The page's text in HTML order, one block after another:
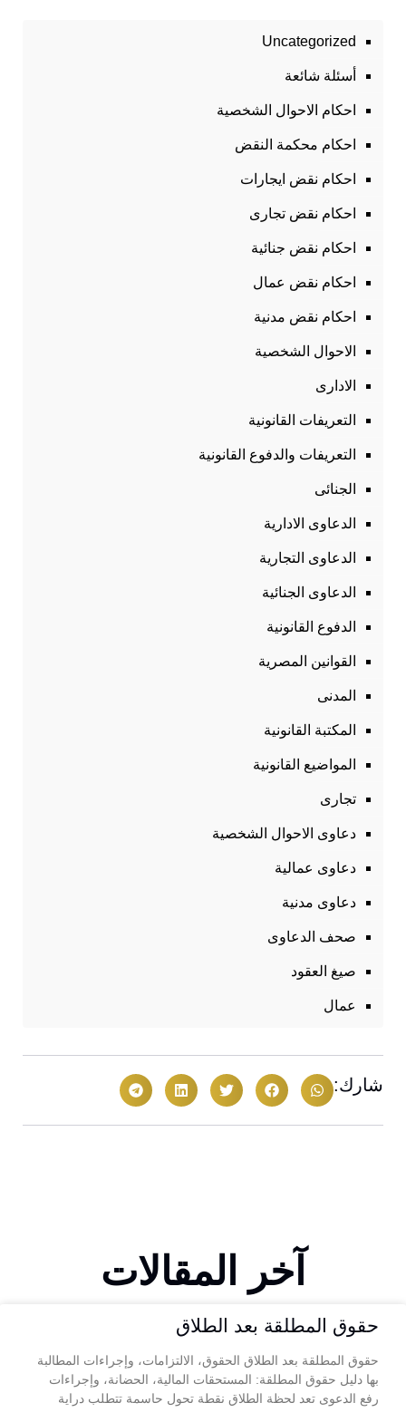
Uncategorized
أسئلة شائعة
احكام الاحوال الشخصية
احكام محكمة النقض
احكام نقض ايجارات
احكام نقض تجارى
احكام نقض جنائية
احكام نقض عمال
احكام نقض مدنية
الاحوال الشخصية
الادارى
التعريفات القانونية
التعريفات والدفوع القانونية
الجنائى
الدعاوى الادارية
الدعاوى التجارية
الدعاوى الجنائية
الدفوع القانونية
القوانين المصرية
المدنى
المكتبة القانونية
المواضيع القانونية
تجارى
دعاوى الاحوال الشخصية
دعاوى عمالية
دعاوى مدنية
صحف الدعاوى
صيغ العقود
عمال
شارك:
آخر المقالات
حقوق المطلقة بعد الطلاق
حقوق المطلقة بعد الطلاق الحقوق، الالتزامات، وإجراءات المطالبة
بها دليل حقوق المطلقة: المستحقات المالية، الحضانة، وإجراءات
رفع الدعوى تعد لحظة الطلاق نقطة تحول حاسمة تتطلب دراية